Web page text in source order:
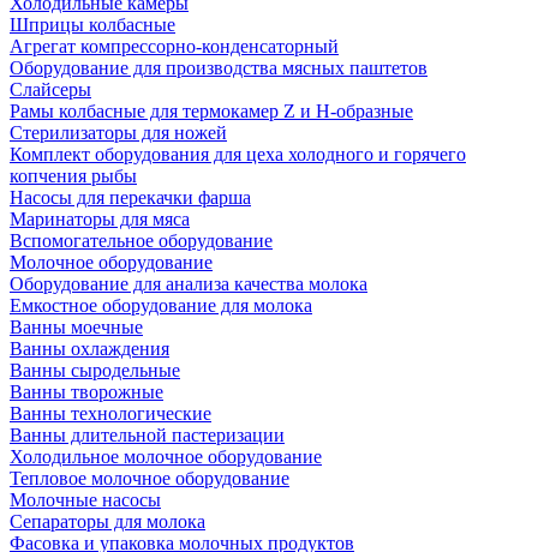
Шприцы колбасные
Агрегат компрессорно-конденсаторный
Оборудование для производства мясных паштетов
Слайсеры
Рамы колбасные для термокамер Z и H-образные
Стерилизаторы для ножей
Комплект оборудования для цеха холодного и горячего
копчения рыбы
Насосы для перекачки фарша
Маринаторы для мяса
Вспомогательное оборудование
Молочное оборудование
Оборудование для анализа качества молока
Емкостное оборудование для молока
Ванны моечные
Ванны охлаждения
Ванны сыродельные
Ванны творожные
Ванны технологические
Ванны длительной пастеризации
Холодильное молочное оборудование
Тепловое молочное оборудование
Молочные насосы
Сепараторы для молока
Фасовка и упаковка молочных продуктов